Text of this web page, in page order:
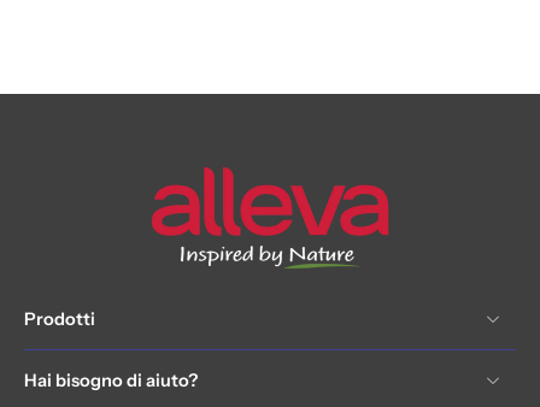
Prodotti
Hai bisogno di aiuto?